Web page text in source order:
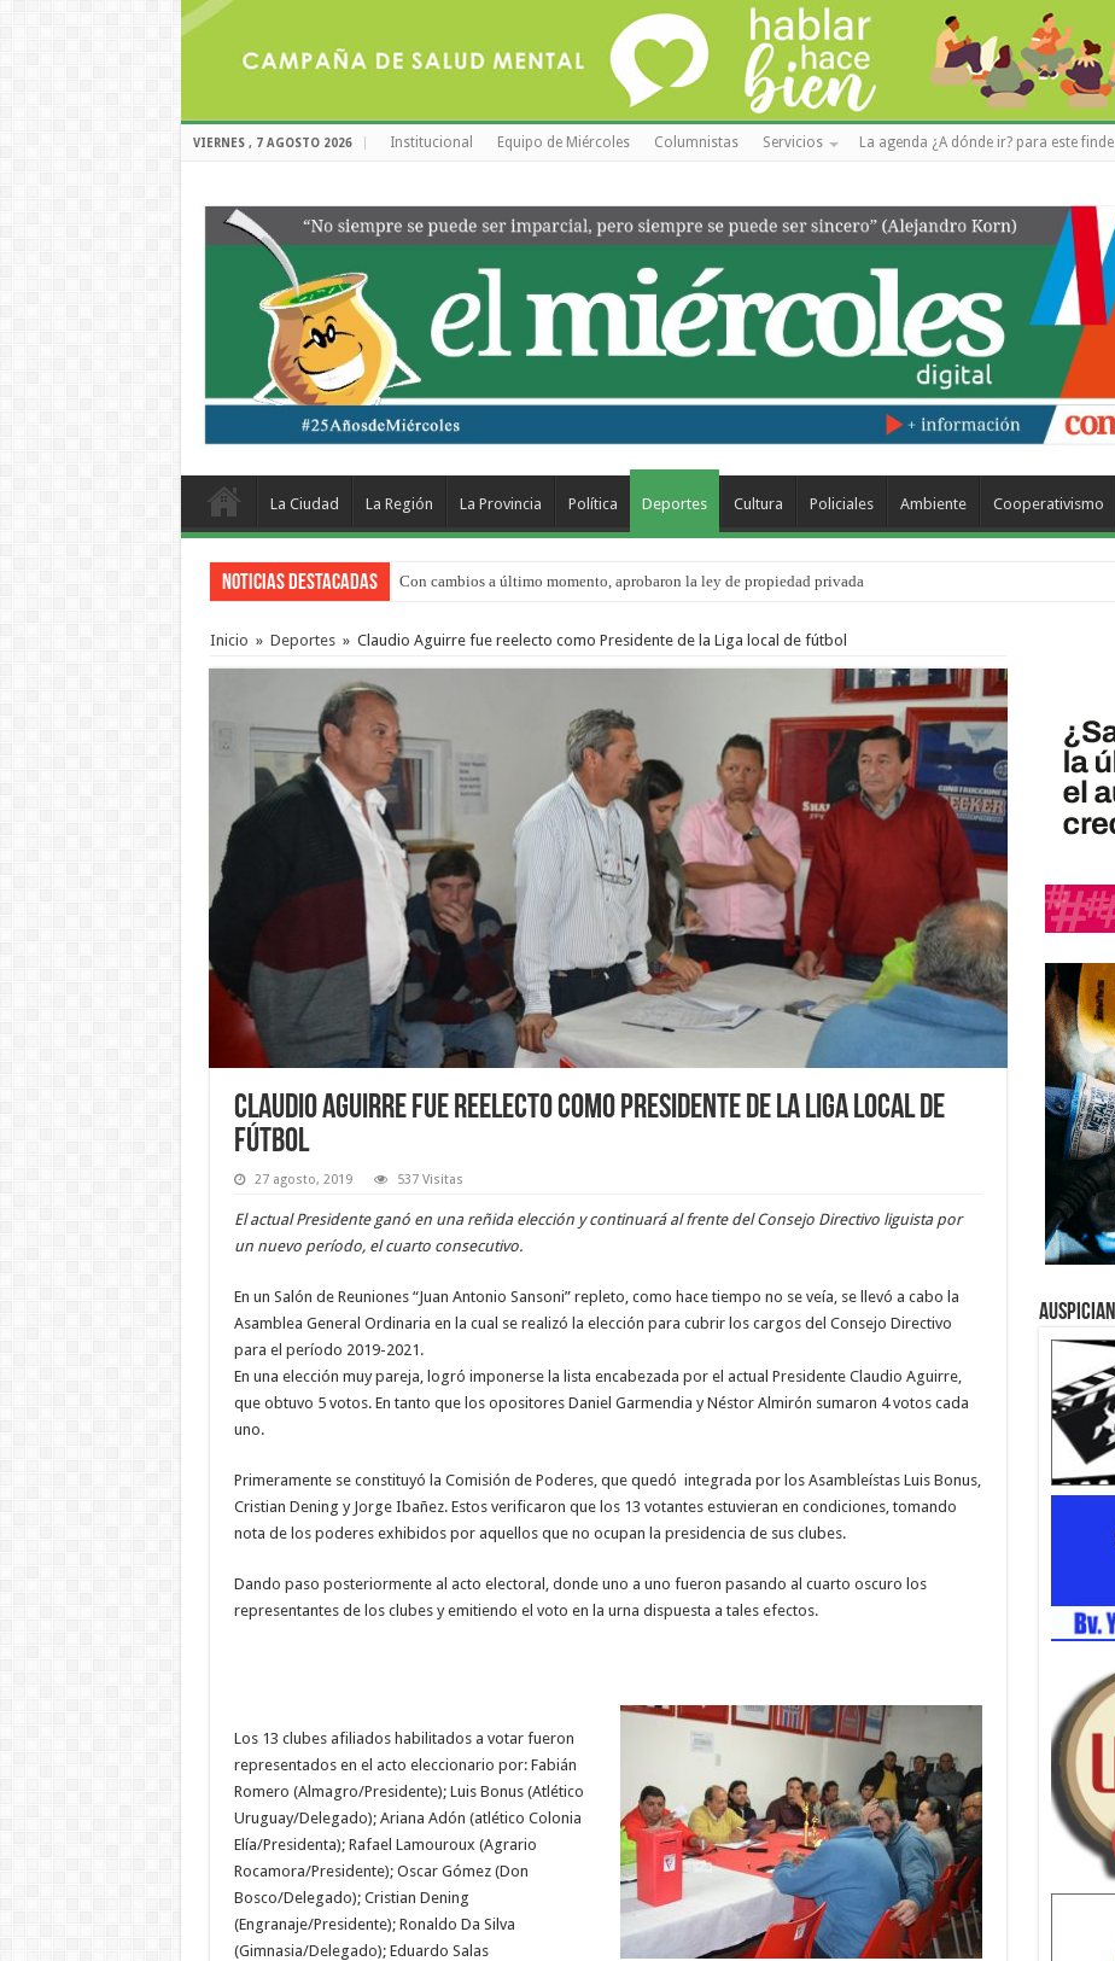
VIERNES , 7 AGOSTO 2026 Institucional Equipo de Miércoles Columnistas Servicios La agenda ¿A dónde ir? para este finde
La Ciudad La Región La Provincia Política Deportes Cultura Policiales Ambiente Cooperativismo
Noticias Destacadas Con cambios a último momento, aprobaron la ley de propiedad privada
Del viernes 7 al domingo 9 de agosto: la agenda ¿A dónde ir? para este finde
Inicio » Deportes » Claudio Aguirre fue reelecto como Presidente de la Liga local de fútbol
Claudio Aguirre fue reelecto como Presidente de la Liga local de
fútbol
27 agosto, 2019 537 Visitas
El actual Presidente ganó en una reñida elección y continuará al frente del Consejo Directivo liguista por
un nuevo período, el cuarto consecutivo.
En un Salón de Reuniones “Juan Antonio Sansoni” repleto, como hace tiempo no se veía, se llevó a cabo la
Asamblea General Ordinaria en la cual se realizó la elección para cubrir los cargos del Consejo Directivo
para el período 2019-2021.
En una elección muy pareja, logró imponerse la lista encabezada por el actual Presidente Claudio Aguirre,
que obtuvo 5 votos. En tanto que los opositores Daniel Garmendia y Néstor Almirón sumaron 4 votos cada
uno.
Primeramente se constituyó la Comisión de Poderes, que quedó integrada por los Asambleístas Luis Bonus,
Cristian Dening y Jorge Ibañez. Estos verificaron que los 13 votantes estuvieran en condiciones, tomando
nota de los poderes exhibidos por aquellos que no ocupan la presidencia de sus clubes.
Dando paso posteriormente al acto electoral, donde uno a uno fueron pasando al cuarto oscuro los
representantes de los clubes y emitiendo el voto en la urna dispuesta a tales efectos.
Los 13 clubes afiliados habilitados a votar fueron
representados en el acto eleccionario por: Fabián
Romero (Almagro/Presidente); Luis Bonus (Atlético
Uruguay/Delegado); Ariana Adón (atlético Colonia
Elía/Presidenta); Rafael Lamouroux (Agrario
Rocamora/Presidente); Oscar Gómez (Don
Bosco/Delegado); Cristian Dening
(Engranaje/Presidente); Ronaldo Da Silva
(Gimnasia/Delegado); Eduardo Salas
Auspician